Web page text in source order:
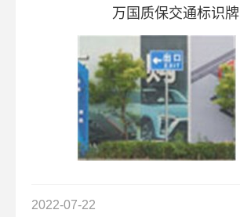
万国质保交通标识牌
2022-07-22